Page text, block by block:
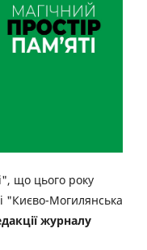
і", що цього року
"Києво-Могилянська
журналу